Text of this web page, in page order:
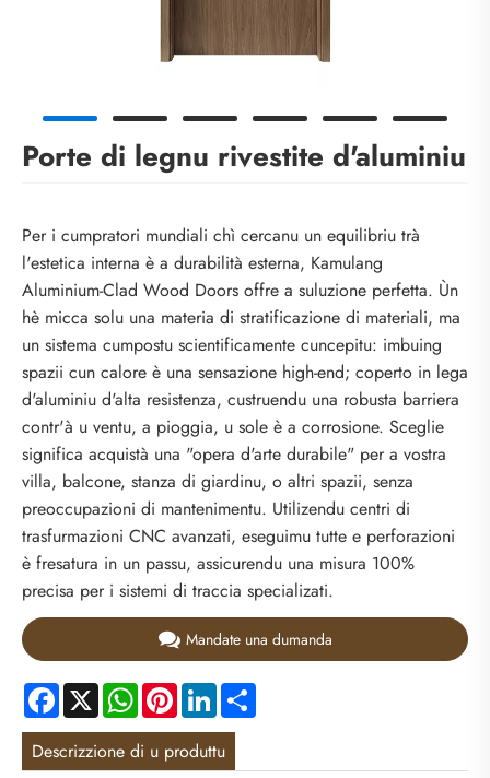
Porte di legnu rivestite d'aluminiu
Per i cumpratori mundiali chì cercanu un equilibriu trà
l'estetica interna è a durabilità esterna, Kamulang
Aluminium-Clad Wood Doors offre a suluzione perfetta. Ùn
hè micca solu una materia di stratificazione di materiali, ma
un sistema cumpostu scientificamente cuncepitu: imbuing
spazii cun calore è una sensazione high-end; coperto in lega
d'aluminiu d'alta resistenza, custruendu una robusta barriera
contr'à u ventu, a pioggia, u sole è a corrosione. Sceglie
significa acquistà una "opera d'arte durabile" per a vostra
villa, balcone, stanza di giardinu, o altri spazii, senza
preoccupazioni di mantenimentu. Utilizendu centri di
trasfurmazioni CNC avanzati, eseguimu tutte e perforazioni
è fresatura in un passu, assicurendu una misura 100%
precisa per i sistemi di traccia specializati.
Mandate una dumanda
Facebook
X WhatsApp
PinterestLinkedIn
Descrizzione di u produttu